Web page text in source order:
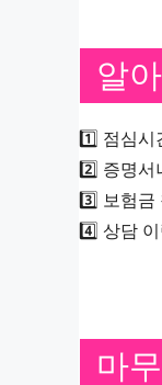
알
1️⃣ 점심시
2️⃣ 증명
3️⃣ 보험
4️⃣ 상담
마